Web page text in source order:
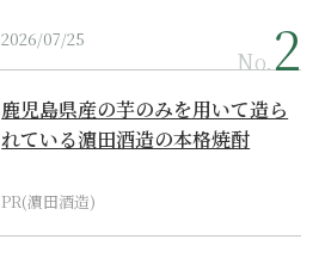
2026/07/25
No.
鹿児島県産の芋のみを用いて造ら
れている濵田酒造の本格焼酎
PR(濵田酒造)